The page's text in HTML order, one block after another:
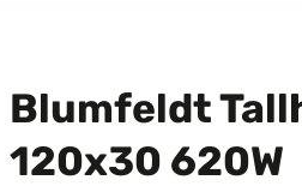
Blumfeldt
120x30 620W